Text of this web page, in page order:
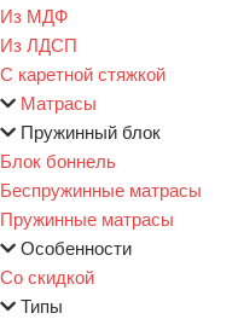
Из МДФ
Из ЛДСП
С каретной стяжкой
Матрасы
Пружинный блок
Блок боннель
Беспружинные матрасы
Пружинные матрасы
Особенности
Со скидкой
Типы